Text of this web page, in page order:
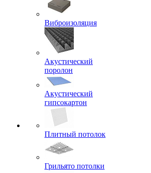
Виброизоляция
Акустический
поролон
Акустический
гипсокартон
Плитный потолок
Грильято потолки